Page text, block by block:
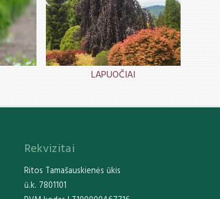
LAPUOČIAI
Rekvizitai
Ritos Tamašauskienės ūkis
ū.k. 7801101